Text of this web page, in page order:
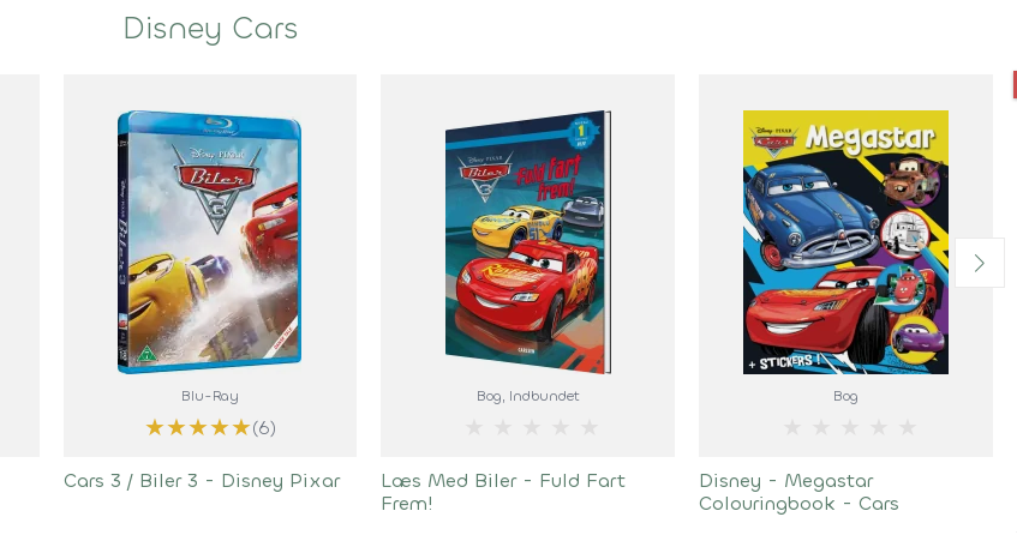
Disney Cars
Blu-Ray
★★★★★(6)
Cars 3 / Biler 3 - Disney Pixar
Bog, Indbundet
Læs Med Biler - Fuld Fart
Frem!
Bog
Disney - Megastar
Colouringbook - Cars